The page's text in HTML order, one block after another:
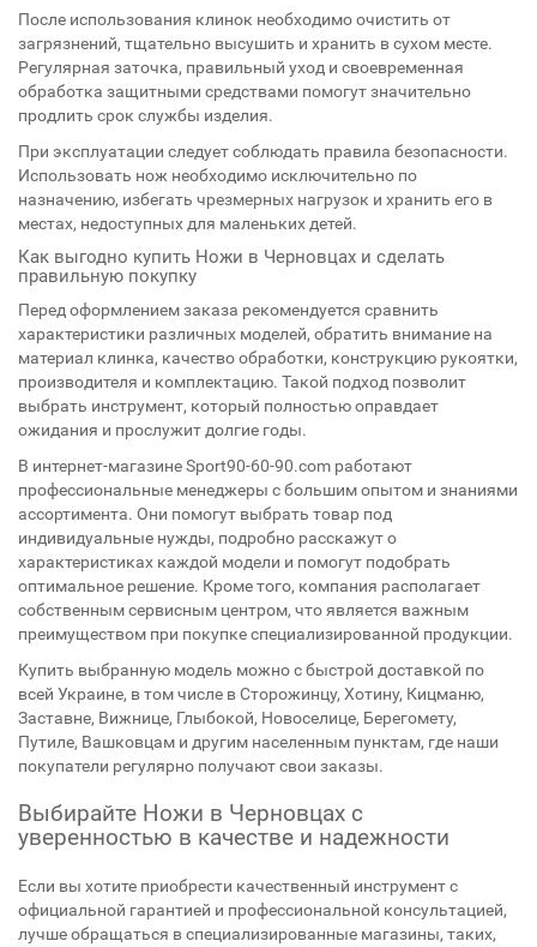
После использования клинок необходимо очистить от
загрязнений, тщательно высушить и хранить в сухом месте.
Регулярная заточка, правильный уход и своевременная
обработка защитными средствами помогут значительно
продлить срок службы изделия.
При эксплуатации следует соблюдать правила безопасности.
Использовать нож необходимо исключительно по
назначению, избегать чрезмерных нагрузок и хранить его в
местах, недоступных для маленьких детей.
Как выгодно купить Ножи в Черновцах и сделать
правильную покупку
Перед оформлением заказа рекомендуется сравнить
характеристики различных моделей, обратить внимание на
материал клинка, качество обработки, конструкцию рукоятки,
производителя и комплектацию. Такой подход позволит
выбрать инструмент, который полностью оправдает
ожидания и прослужит долгие годы.
В интернет-магазине Sport90-60-90.com работают
профессиональные менеджеры с большим опытом и знаниями
ассортимента. Они помогут выбрать товар под
индивидуальные нужды, подробно расскажут о
характеристиках каждой модели и помогут подобрать
оптимальное решение. Кроме того, компания располагает
собственным сервисным центром, что является важным
преимуществом при покупке специализированной продукции.
Купить выбранную модель можно с быстрой доставкой по
всей Украине, в том числе в Сторожинцу, Хотину, Кицманю,
Заставне, Вижнице, Глыбокой, Новоселице, Берегомету,
Путиле, Вашковцам и другим населенным пунктам, где наши
покупатели регулярно получают свои заказы.
Выбирайте Ножи в Черновцах с
уверенностью в качестве и надежности
Если вы хотите приобрести качественный инструмент с
официальной гарантией и профессиональной консультацией,
лучше обращаться в специализированные магазины, таких,